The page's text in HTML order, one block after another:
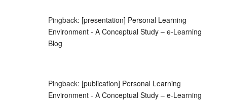
Pingback: [presentation] Personal Learning
Environment - A Conceptual Study – e-Learning
Blog
Pingback: [publication] Personal Learning
Environment - A Conceptual Study – e-Learning